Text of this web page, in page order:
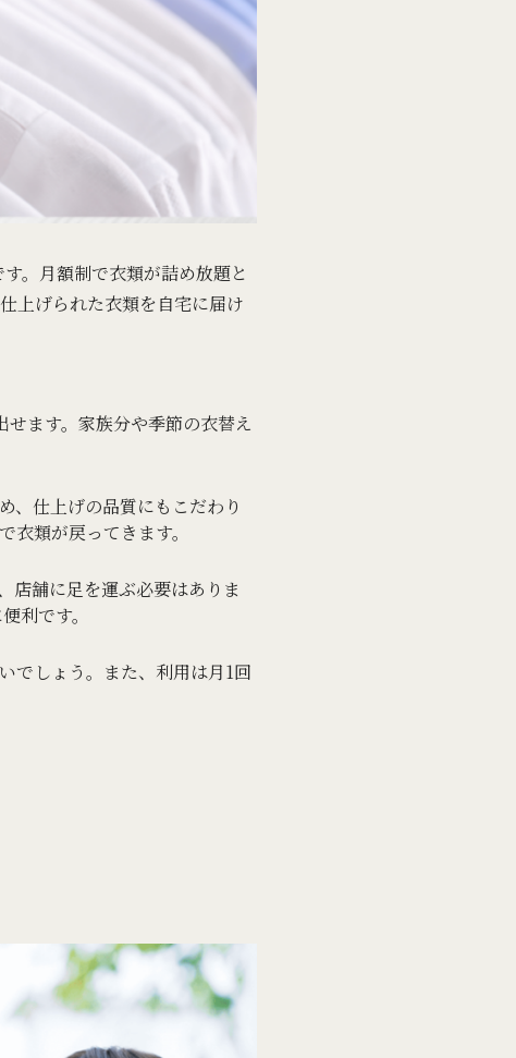
。月額制で衣類が詰め放題と
上げられた衣類を自宅に届け
ます。家族分や季節の衣替え
、仕上げの品質にもこだわり
類が戻ってきます。
店舗に足を運ぶ必要はありま
利です。
でしょう。また、利用は月1回